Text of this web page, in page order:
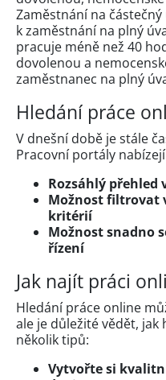
Zaměstnání na
k zaměstnání na plný
pracuje méně než 40
dovolenou a
zaměstnanec na plný
Hledání práce
V dnešní době je stále
Pracovní portály
Rozsáhlý přehled
Možnost filtrovat
kritérií
Možnost snadno
řízení
Jak najít práci
Hledání práce online
ale je důležité vědět, jak
několik tipů:
Vytvořte si